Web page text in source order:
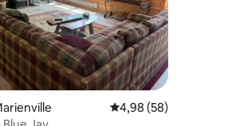
Note moyenne de
4,98 (58)